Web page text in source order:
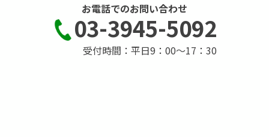
お電話でのお問い合わせ
03-3945-5092
受付時間：平日9：00～17：30